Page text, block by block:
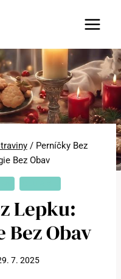
/ Perníčky Bez
Bez Obav
Lepku:
Bez Obav
7. 2025